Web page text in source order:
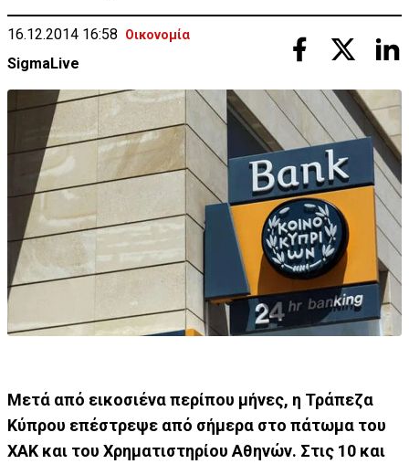
16.12.2014 16:58 Οικονομία
SigmaLive
Μετά από εικοσιένα περίπου μήνες, η Τράπεζα
Κύπρου επέστρεψε από σήμερα στο πάτωμα του
ΧΑΚ και του Χρηματιστηρίου Αθηνών. Στις 10 και